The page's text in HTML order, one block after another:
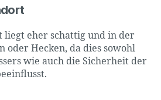
liegt eher schattig und in der
oder Hecken, da dies sowohl
wie auch die Sicherheit der